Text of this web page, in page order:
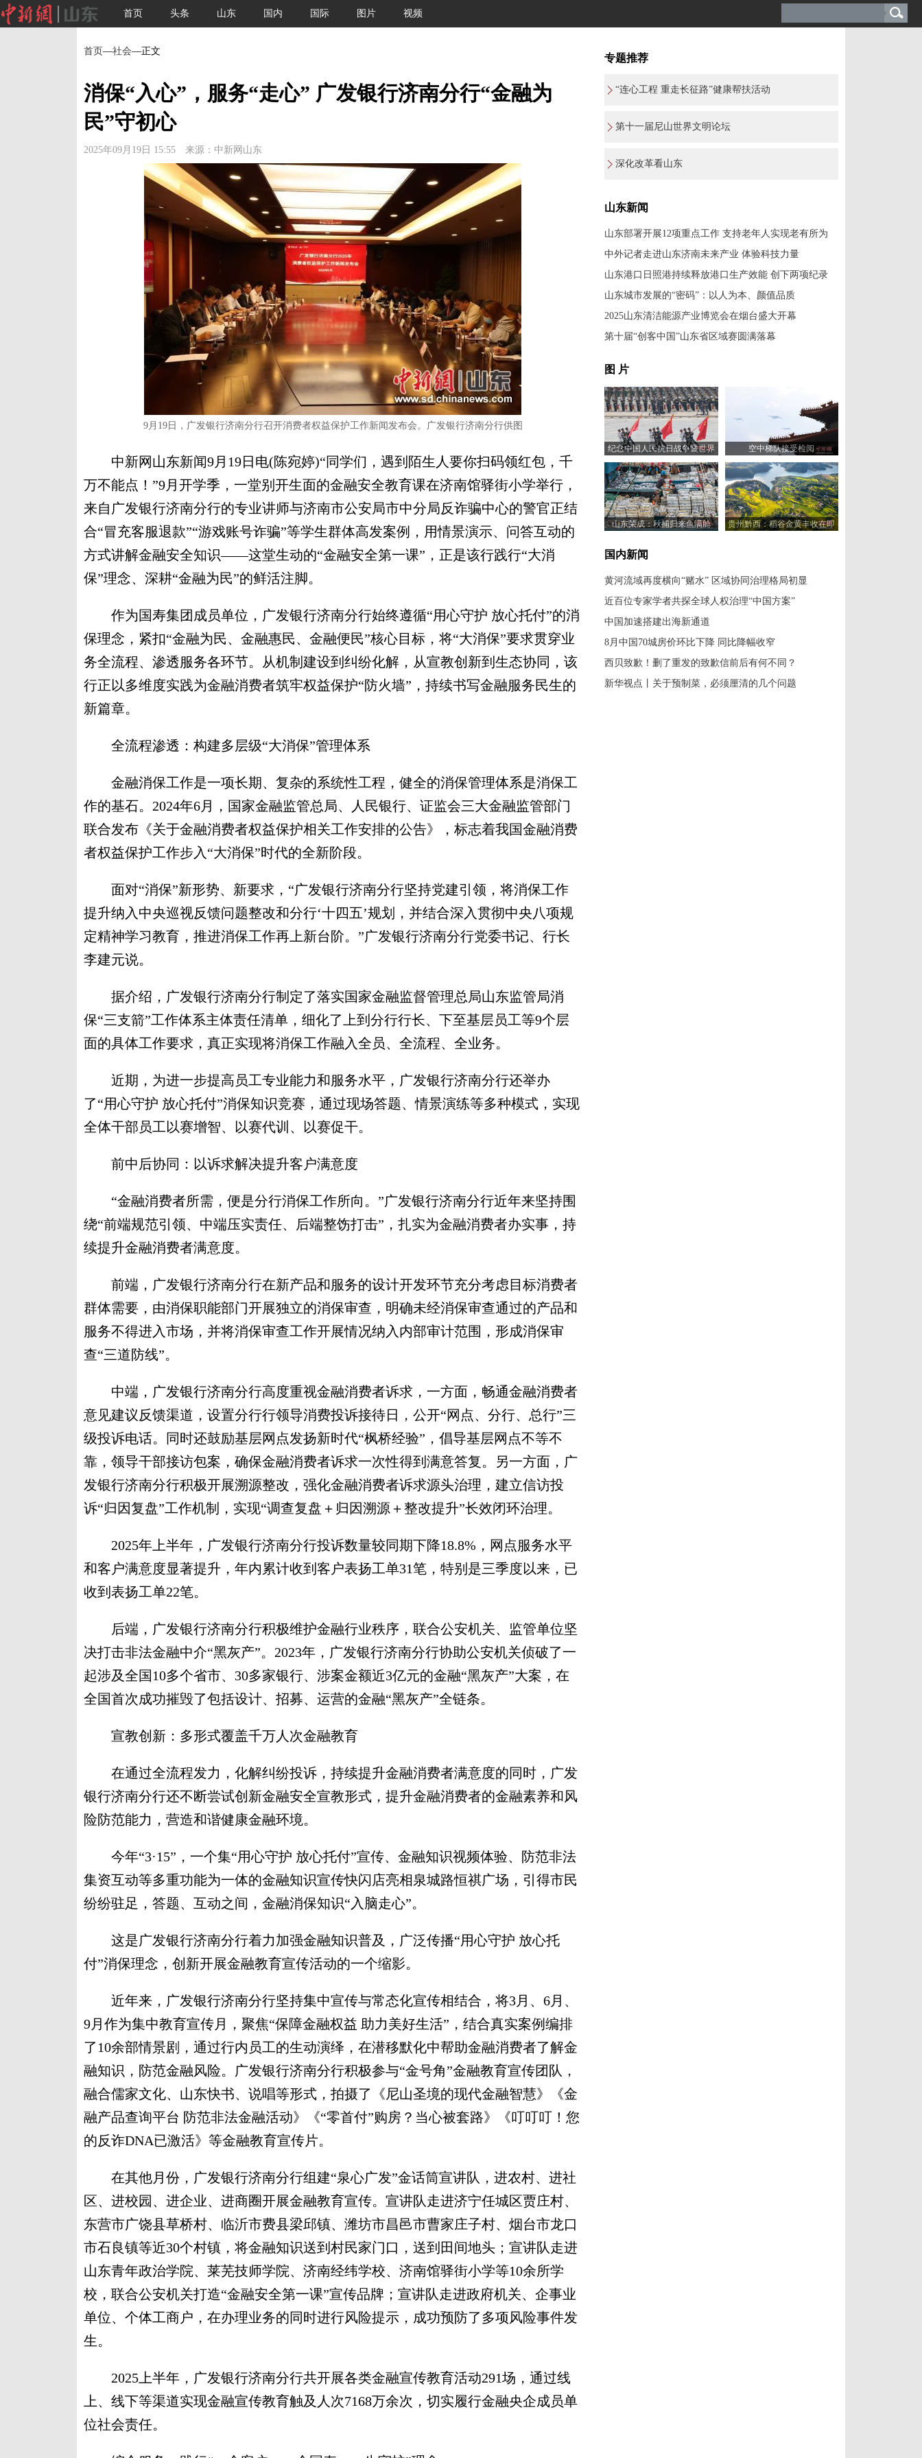
首页 头条 山东 国内 国际 图片 视频
首页—社会—正文
消保“入心”，服务“走心” 广发银行济南分行“金融为
民”守初心
2025年09月19日 15:55 来源：中新网山东
9月19日，广发银行济南分行召开消费者权益保护工作新闻发布会。广发银行济南分行供图
中新网山东新闻9月19日电(陈宛婷)“同学们，遇到陌生人要你扫码领红包，千
万不能点！”9月开学季，一堂别开生面的金融安全教育课在济南馆驿街小学举行，
来自广发银行济南分行的专业讲师与济南市公安局市中分局反诈骗中心的警官正结
合“冒充客服退款”“游戏账号诈骗”等学生群体高发案例，用情景演示、问答互动的
方式讲解金融安全知识——这堂生动的“金融安全第一课”，正是该行践行“大消
保”理念、深耕“金融为民”的鲜活注脚。
作为国寿集团成员单位，广发银行济南分行始终遵循“用心守护 放心托付”的消
保理念，紧扣“金融为民、金融惠民、金融便民”核心目标，将“大消保”要求贯穿业
务全流程、渗透服务各环节。从机制建设到纠纷化解，从宣教创新到生态协同，该
行正以多维度实践为金融消费者筑牢权益保护“防火墙”，持续书写金融服务民生的
新篇章。
全流程渗透：构建多层级“大消保”管理体系
金融消保工作是一项长期、复杂的系统性工程，健全的消保管理体系是消保工
作的基石。2024年6月，国家金融监管总局、人民银行、证监会三大金融监管部门
联合发布《关于金融消费者权益保护相关工作安排的公告》，标志着我国金融消费
者权益保护工作步入“大消保”时代的全新阶段。
面对“消保”新形势、新要求，“广发银行济南分行坚持党建引领，将消保工作
提升纳入中央巡视反馈问题整改和分行‘十四五’规划，并结合深入贯彻中央八项规
定精神学习教育，推进消保工作再上新台阶。”广发银行济南分行党委书记、行长
李建元说。
据介绍，广发银行济南分行制定了落实国家金融监督管理总局山东监管局消
保“三支箭”工作体系主体责任清单，细化了上到分行行长、下至基层员工等9个层
面的具体工作要求，真正实现将消保工作融入全员、全流程、全业务。
近期，为进一步提高员工专业能力和服务水平，广发银行济南分行还举办
了“用心守护 放心托付”消保知识竞赛，通过现场答题、情景演练等多种模式，实现
全体干部员工以赛增智、以赛代训、以赛促干。
前中后协同：以诉求解决提升客户满意度
“金融消费者所需，便是分行消保工作所向。”广发银行济南分行近年来坚持围
绕“前端规范引领、中端压实责任、后端整饬打击”，扎实为金融消费者办实事，持
续提升金融消费者满意度。
前端，广发银行济南分行在新产品和服务的设计开发环节充分考虑目标消费者
群体需要，由消保职能部门开展独立的消保审查，明确未经消保审查通过的产品和
服务不得进入市场，并将消保审查工作开展情况纳入内部审计范围，形成消保审
查“三道防线”。
中端，广发银行济南分行高度重视金融消费者诉求，一方面，畅通金融消费者
意见建议反馈渠道，设置分行行领导消费投诉接待日，公开“网点、分行、总行”三
级投诉电话。同时还鼓励基层网点发扬新时代“枫桥经验”，倡导基层网点不等不
靠，领导干部接访包案，确保金融消费者诉求一次性得到满意答复。另一方面，广
发银行济南分行积极开展溯源整改，强化金融消费者诉求源头治理，建立信访投
诉“归因复盘”工作机制，实现“调查复盘＋归因溯源＋整改提升”长效闭环治理。
2025年上半年，广发银行济南分行投诉数量较同期下降18.8%，网点服务水平
和客户满意度显著提升，年内累计收到客户表扬工单31笔，特别是三季度以来，已
收到表扬工单22笔。
后端，广发银行济南分行积极维护金融行业秩序，联合公安机关、监管单位坚
决打击非法金融中介“黑灰产”。2023年，广发银行济南分行协助公安机关侦破了一
起涉及全国10多个省市、30多家银行、涉案金额近3亿元的金融“黑灰产”大案，在
全国首次成功摧毁了包括设计、招募、运营的金融“黑灰产”全链条。
宣教创新：多形式覆盖千万人次金融教育
在通过全流程发力，化解纠纷投诉，持续提升金融消费者满意度的同时，广发
银行济南分行还不断尝试创新金融安全宣教形式，提升金融消费者的金融素养和风
险防范能力，营造和谐健康金融环境。
今年“3·15”，一个集“用心守护 放心托付”宣传、金融知识视频体验、防范非法
集资互动等多重功能为一体的金融知识宣传快闪店亮相泉城路恒祺广场，引得市民
纷纷驻足，答题、互动之间，金融消保知识“入脑走心”。
这是广发银行济南分行着力加强金融知识普及，广泛传播“用心守护 放心托
付”消保理念，创新开展金融教育宣传活动的一个缩影。
近年来，广发银行济南分行坚持集中宣传与常态化宣传相结合，将3月、6月、
9月作为集中教育宣传月，聚焦“保障金融权益 助力美好生活”，结合真实案例编排
了10余部情景剧，通过行内员工的生动演绎，在潜移默化中帮助金融消费者了解金
融知识，防范金融风险。广发银行济南分行积极参与“金号角”金融教育宣传团队，
融合儒家文化、山东快书、说唱等形式，拍摄了《尼山圣境的现代金融智慧》《金
融产品查询平台 防范非法金融活动》《“零首付”购房？当心被套路》《叮叮叮！您
的反诈DNA已激活》等金融教育宣传片。
在其他月份，广发银行济南分行组建“泉心广发”金话筒宣讲队，进农村、进社
区、进校园、进企业、进商圈开展金融教育宣传。宣讲队走进济宁任城区贾庄村、
东营市广饶县草桥村、临沂市费县梁邱镇、潍坊市昌邑市曹家庄子村、烟台市龙口
市石良镇等近30个村镇，将金融知识送到村民家门口，送到田间地头；宣讲队走进
山东青年政治学院、莱芜技师学院、济南经纬学校、济南馆驿街小学等10余所学
校，联合公安机关打造“金融安全第一课”宣传品牌；宣讲队走进政府机关、企事业
单位、个体工商户，在办理业务的同时进行风险提示，成功预防了多项风险事件发
生。
2025上半年，广发银行济南分行共开展各类金融宣传教育活动291场，通过线
上、线下等渠道实现金融宣传教育触及人次7168万余次，切实履行金融央企成员单
位社会责任。
专题推荐
“连心工程 重走长征路”健康帮扶活动
第十一届尼山世界文明论坛
深化改革看山东
山东新闻
山东部署开展12项重点工作 支持老年人实现老有所为
中外记者走进山东济南未来产业 体验科技力量
山东港口日照港持续释放港口生产效能 创下两项纪录
山东城市发展的“密码”：以人为本、颜值品质
2025山东清洁能源产业博览会在烟台盛大开幕
第十届“创客中国”山东省区域赛圆满落幕
图 片
纪念中国人民抗日战争暨世界
反法西斯战争胜利80周年大会
举行
空中梯队接受检阅
山东荣成：秋捕归来鱼满舱 贵州黔西：稻谷金黄丰收在即
国内新闻
黄河流域再度横向“赌水” 区域协同治理格局初显
近百位专家学者共探全球人权治理“中国方案”
中国加速搭建出海新通道
8月中国70城房价环比下降 同比降幅收窄
西贝致歉！删了重发的致歉信前后有何不同？
新华视点丨关于预制菜，必须厘清的几个问题